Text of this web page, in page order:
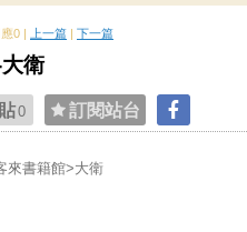
0 | 上一篇 | 下一篇
衛
0 訂閱站台
來書籍館>大衛